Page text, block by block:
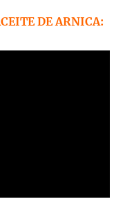
DE ARNICA: